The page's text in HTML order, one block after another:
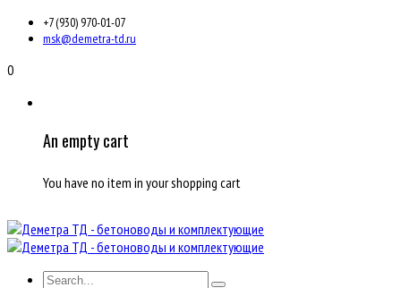
+7 (930) 970-01-07
msk@demetra-td.ru
0
An empty cart
You have no item in your shopping cart